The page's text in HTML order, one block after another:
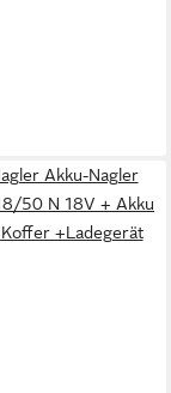
Akku-Nagler
50 N 18V + Akku
+Ladegerät